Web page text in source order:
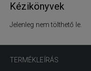
TERMÉKLEÍRÁS
Kézikönyvek
Jelenleg nem tölthető le.